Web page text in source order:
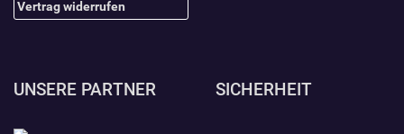
Vertrag widerrufen
UNSERE PARTNER SICHERHEIT